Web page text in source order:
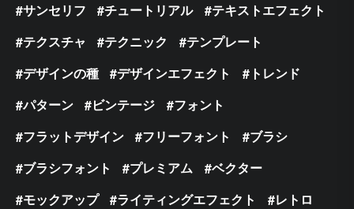
サンセリフ
チュートリアル
テキストエフェクト
テクスチャ
テクニック
テンプレート
デザインの種
デザインエフェクト
トレンド
パターン
ビンテージ
フォント
フラットデザイン
フリーフォント
ブラシ
ブラシフォント
プレミアム
ベクター
モックアップ
ライティングエフェクト
レトロ